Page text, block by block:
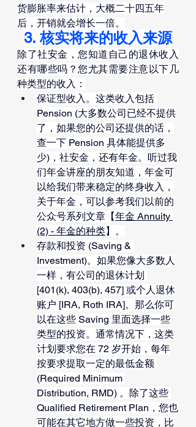
货膨胀率来估计，大概二十四五年
后，开销就会增长一倍。
3. 核实将来的收入来源
除了社安金，您知道自己的退休收入
还有哪些吗？您尤其需要注意以下几
种类型的收入：
保证型收入。这类收入包括
Pension (大多数公司已经不提供
了，如果您的公司还提供的话，
查一下 Pension 具体能提供多
少)，社安金，还有年金。听过我
们年金讲座的朋友知道，年金可
以给我们带来稳定的终身收入，
关于年金，可以参考我们以前的
公众号系列文章【年金 Annuity
(2) - 年金的种类】。
存款和投资 (Saving &
Investment)。如果您像大多数人
一样，有公司的退休计划
[401(k), 403(b), 457] 或个人退休
账户 [IRA, Roth IRA]。那么你可
以在这些 Saving 里面选择一些
类型的投资。通常情况下，这类
计划要求您在 72 岁开始，每年
按要求提取一定的最低金额
(Required Minimum
Distribution, RMD) 。除了这些
Qualified Retirement Plan，您也
可能在其它地方做一些投资，比